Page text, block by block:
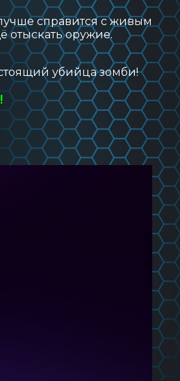
справится с живым
отыскать оружие.
убийца зомби!